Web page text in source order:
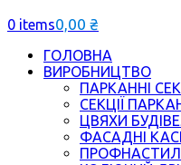
0 items0,00 ₴
ГОЛОВНА
ВИРОБНИЦТВО
ПАРКАННІ
СЕКЦІЇ
ЦВЯХИ
ФАСАДНІ